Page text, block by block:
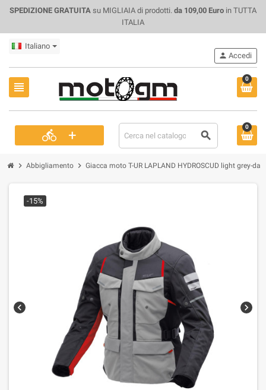
SPEDIZIONE GRATUITA su MIGLIAIA di prodotti. da 109,00 Euro in TUTTA
ITALIA
Italiano
view_headline
0
directions_bike + search
person Accedi
0
chevron_right Abbigliamento chevron_right Giacca moto T-UR LAPLAND HYDROSCUD light grey-
chevron_left chevron_right
-15%